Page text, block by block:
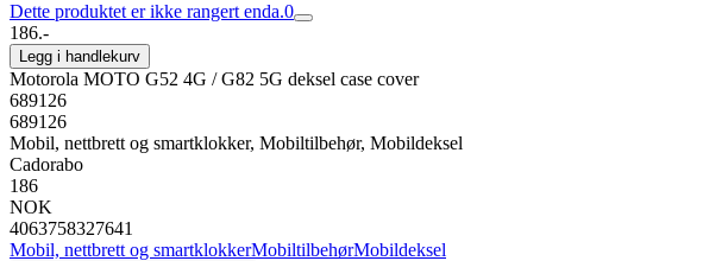
Dette produktet er ikke rangert enda.0
186.-
Legg i handlekurv
Motorola MOTO G52 4G / G82 5G deksel case cover
689126
689126
Mobil, nettbrett og smartklokker, Mobiltilbehør, Mobildeksel
Cadorabo
186
NOK
4063758327641
Mobil, nettbrett og smartklokkerMobiltilbehørMobildeksel